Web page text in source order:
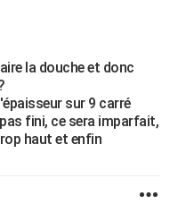
la douche et donc
sur 9 carré
fini, ce sera imparfait,
haut et enfin